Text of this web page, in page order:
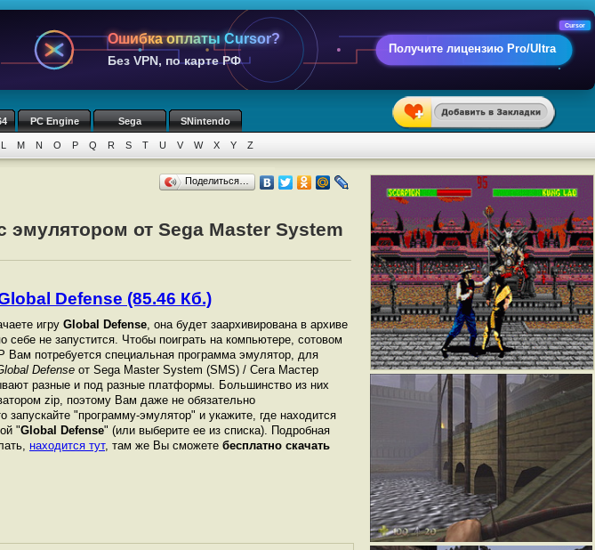
Ошибка оплаты Cursor?
Без VPN, по карте РФ
Получите лицензию Pro/Ultra
Cursor
PC Engine Sega SNintendo
L M N O P Q R S T U V W X Y Z
Поделиться…
эмулятором от Sega Master System
Defense (85.46 Кб.)
игру Global Defense, она будет заархивирована в архиве
не запустится. Чтобы поиграть на компьютере, сотовом
потребуется специальная программа эмулятор, для
Defense от Sega Master System (SMS) / Сега Мастер
разные и под разные платформы. Большинство из них
zip, поэтому Вам даже не обязательно
запускайте "программу-эмулятор" и укажите, где находится
"Global Defense" (или выберите ее из списка). Подробная
находится тут, там же Вы сможете бесплатно скачать